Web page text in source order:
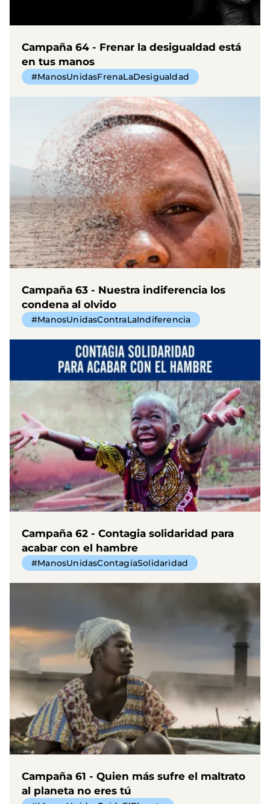
Campaña 64 - Frenar la desigualdad está
en tus manos
#ManosUnidasFrenaLaDesigualdad
Campaña 63 - Nuestra indiferencia los
condena al olvido
#ManosUnidasContraLaIndiferencia
Campaña 62 - Contagia solidaridad para
acabar con el hambre
#ManosUnidasContagiaSolidaridad
Campaña 61 - Quien más sufre el maltrato
al planeta no eres tú